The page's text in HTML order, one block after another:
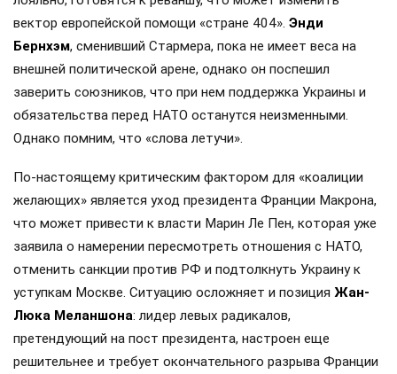
вектор европейской помощи «стране 404». Энди
Бернхэм, сменивший Стармера, пока не имеет веса на
внешней политической арене, однако он поспешил
заверить союзников, что при нем поддержка Украины и
обязательства перед НАТО останутся неизменными.
Однако помним, что «слова летучи».
По-настоящему критическим фактором для «коалиции
желающих» является уход президента Франции Макрона,
что может привести к власти Марин Ле Пен, которая уже
заявила о намерении пересмотреть отношения с НАТО,
отменить санкции против РФ и подтолкнуть Украину к
уступкам Москве. Ситуацию осложняет и позиция Жан-
Люка Меланшона: лидер левых радикалов,
претендующий на пост президента, настроен еще
решительнее и требует окончательного разрыва Франции